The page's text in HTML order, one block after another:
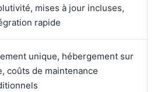
mises à jour incluses,
rapide
unique, hébergement sur
coûts de maintenance